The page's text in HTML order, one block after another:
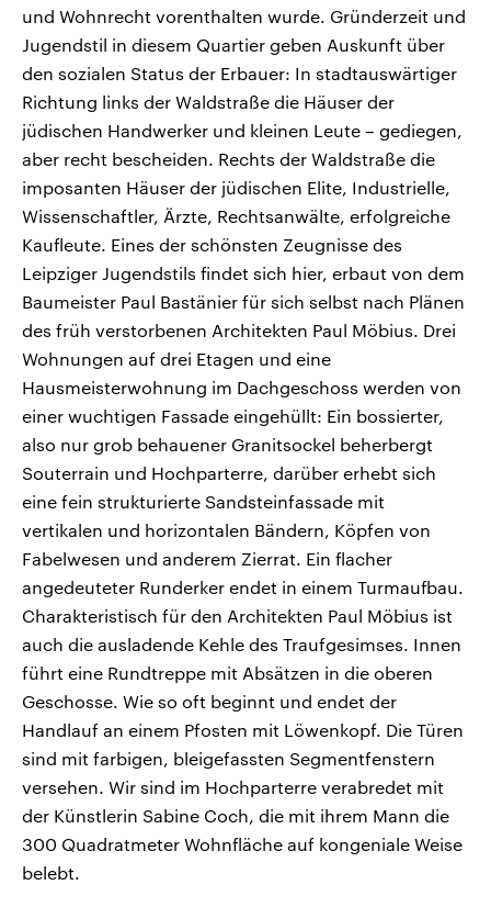
und Wohnrecht vorenthalten wurde. Gründerzeit und
Jugendstil in diesem Quartier geben Auskunft über
den sozialen Status der Erbauer: In stadtauswärtiger
Richtung links der Waldstraße die Häuser der
jüdischen Handwerker und kleinen Leute – gediegen,
aber recht bescheiden. Rechts der Waldstraße die
imposanten Häuser der jüdischen Elite, Industrielle,
Wissenschaftler, Ärzte, Rechtsanwälte, erfolgreiche
Kaufleute. Eines der schönsten Zeugnisse des
Leipziger Jugendstils findet sich hier, erbaut von dem
Baumeister Paul Bastänier für sich selbst nach Plänen
des früh verstorbenen Architekten Paul Möbius. Drei
Wohnungen auf drei Etagen und eine
Hausmeisterwohnung im Dachgeschoss werden von
einer wuchtigen Fassade eingehüllt: Ein bossierter,
also nur grob behauener Granitsockel beherbergt
Souterrain und Hochparterre, darüber erhebt sich
eine fein strukturierte Sandsteinfassade mit
vertikalen und horizontalen Bändern, Köpfen von
Fabelwesen und anderem Zierrat. Ein flacher
angedeuteter Runderker endet in einem Turmaufbau.
Charakteristisch für den Architekten Paul Möbius ist
auch die ausladende Kehle des Traufgesimses. Innen
führt eine Rundtreppe mit Absätzen in die oberen
Geschosse. Wie so oft beginnt und endet der
Handlauf an einem Pfosten mit Löwenkopf. Die Türen
sind mit farbigen, bleigefassten Segmentfenstern
versehen. Wir sind im Hochparterre verabredet mit
der Künstlerin Sabine Coch, die mit ihrem Mann die
300 Quadratmeter Wohnfläche auf kongeniale Weise
belebt.